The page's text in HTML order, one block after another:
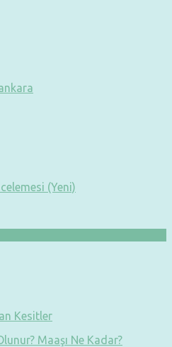
(Yeni)
Kesitler
Maaşı Ne Kadar?